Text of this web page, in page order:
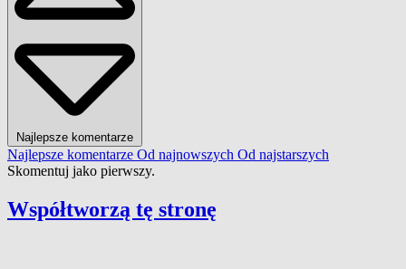
Najlepsze komentarze
Najlepsze komentarze Od najnowszych Od najstarszych
Skomentuj jako pierwszy.
Współtworzą tę stronę